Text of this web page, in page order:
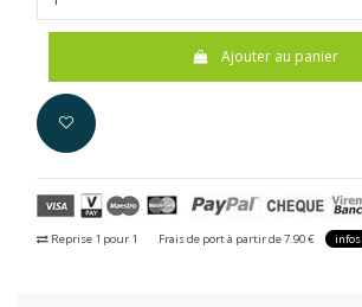
Ajouter au panier
Reprise 1 pour 1 Frais de port à partir de 7.90 € infos